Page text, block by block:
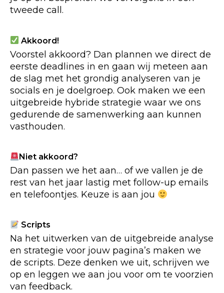
tweede call.
Akkoord!
Voorstel akkoord? Dan plannen we direct de
eerste deadlines in en gaan wij meteen aan
de slag met het grondig analyseren van je
socials en je doelgroep. Ook maken we een
uitgebreide hybride strategie waar we ons
gedurende de samenwerking aan kunnen
vasthouden.
Niet akkoord?
Dan passen we het aan… of we vallen je de
rest van het jaar lastig met follow-up emails
en telefoontjes. Keuze is aan jou
Scripts
Na het uitwerken van de uitgebreide analyse
en strategie voor jouw pagina’s maken we
de scripts. Deze denken we uit, schrijven we
op en leggen we aan jou voor om te voorzien
van feedback.